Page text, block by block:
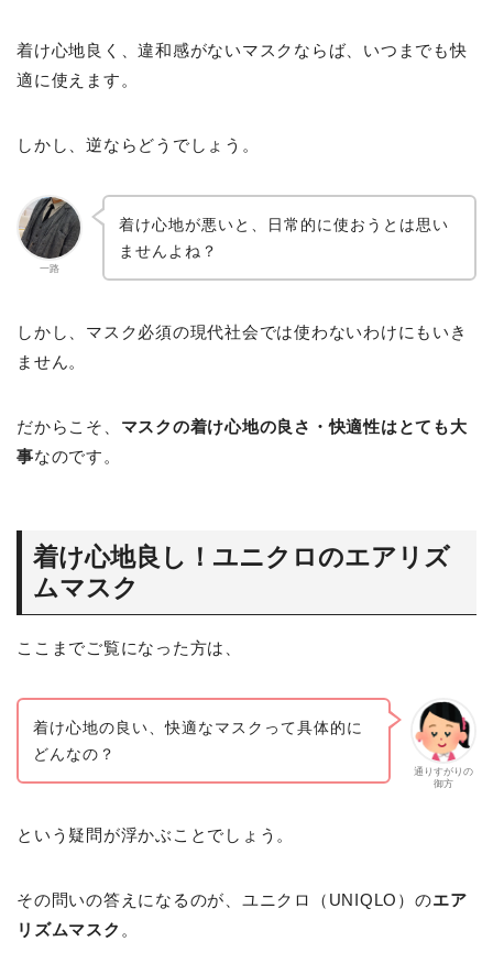
着け心地良く、違和感がないマスクならば、いつまでも快
適に使えます。
しかし、逆ならどうでしょう。
一路
着け心地が悪いと、日常的に使おうとは思い
ませんよね？
しかし、マスク必須の現代社会では使わないわけにもいき
ません。
だからこそ、 マスクの着け心地の良さ・快適性はとても大
事なのです。
着け心地良し！ユニクロのエアリズ
ムマスク
ここまでご覧になった方は、
通りすがりの
御方
着け心地の良い、快適なマスクって具体的に
どんなの？
という疑問が浮かぶことでしょう。
その問いの答えになるのが、ユニクロ（UNIQLO）のエア
リズムマスク 。